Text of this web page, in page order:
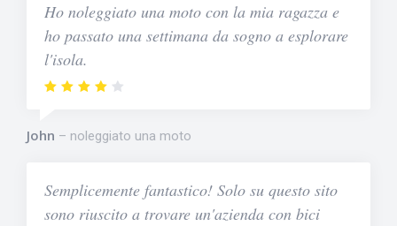
Ho noleggiato una moto con la mia ragazza e
ho passato una settimana da sogno a esplorare
l'isola.
John noleggiato una moto
Semplicemente fantastico! Solo su questo sito
sono riuscito a trovare un'azienda con bici